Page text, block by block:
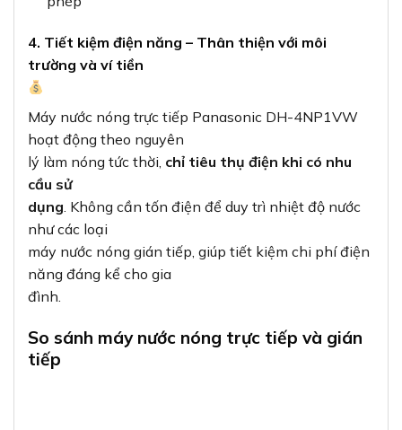
4. Tiết kiệm điện năng – Thân thiện với môi
trường và ví tiền
Máy nước nóng trực tiếp Panasonic DH-4NP1VW
hoạt động theo nguyên
lý làm nóng tức thời, chỉ tiêu thụ điện khi có nhu
cầu sử
dụng. Không cần tốn điện để duy trì nhiệt độ nước
như các loại
máy nước nóng gián tiếp, giúp tiết kiệm chi phí điện
năng đáng kể cho gia
đình.
So sánh máy nước nóng trực tiếp và gián
tiếp